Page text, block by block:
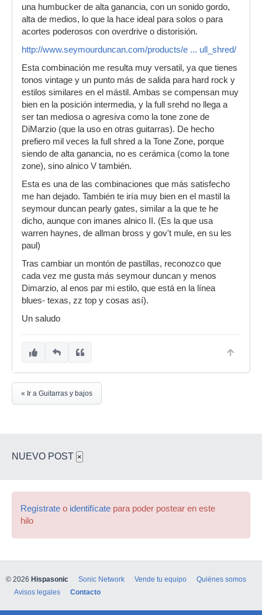
una humbucker de alta ganancia, con un sonido gordo,
alta de medios, lo que la hace ideal para solos o para
acortes poderosos con overdrive o distorisión.
http://www.seymourduncan.com/products/e ... ull_shred/
Esta combinación me resulta muy versatil, ya que tienes
tonos vintage y un punto más de salida para hard rock y
estilos similares en el mástil. Ambas se compensan muy
bien en la posición intermedia, y la full srehd no llega a
ser tan mediosa o agresiva como la tone zone de
DiMarzio (que la uso en otras guitarras). De hecho
prefiero mil veces la full shred a la Tone Zone, porque
siendo de alta ganancia, no es cerámica (como la tone
zone), sino alnico V también.
Esta es una de las combinaciones que más satisfecho
me han dejado. También te iría muy bien en el mastil la
seymour duncan pearly gates, similar a la que te he
dicho, aunque con imanes alnico II. (Es la que usa
warren haynes, de allman bross y gov't mule, en su les
paul)
Tras cambiar un montón de pastillas, reconozco que
cada vez me gusta más seymour duncan y menos
Dimarzio, al enos par mi estilo, que está en la línea
blues- texas, zz top y cosas así).
Un saludo
« Ir a Guitarras y bajos
NUEVO POST ×
Regístrate o identifícate para poder postear en este
hilo
© 2026 Hispasonic Sonic Network Vende tu equipo
Quiénes somos
Avisos legales
Contacto